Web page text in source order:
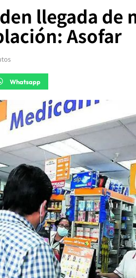
llegada de
Asofar
Whatsapp